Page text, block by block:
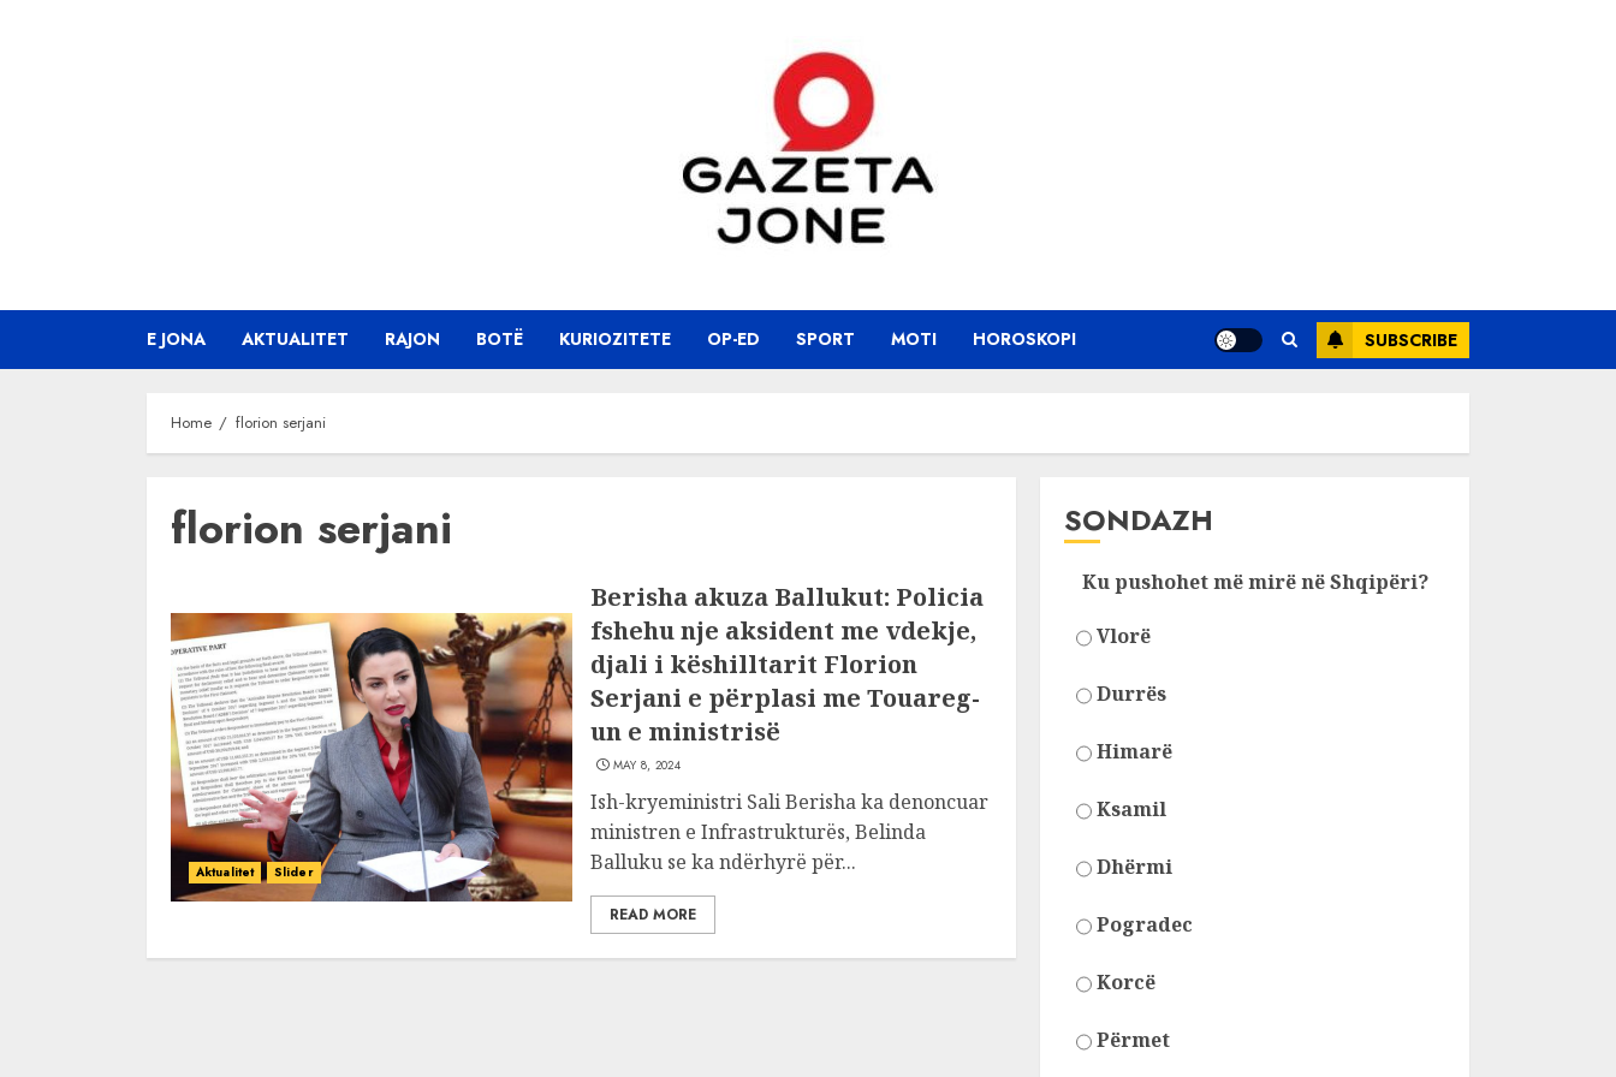
E JONA AKTUALITET RAJON BOTË KURIOZITETE OP-ED SPORT MOTI HOROSKOPI SUBSCRIBE
Home florion serjani
florion serjani
Aktualitet Slider
Berisha akuza Ballukut: Policia
fshehu nje aksident me vdekje,
djali i këshilltarit Florion
Serjani e përplasi me Touareg-
un e ministrisë
MAY 8, 2024
Ish-kryeministri Sali Berisha ka denoncuar
ministren e Infrastrukturës, Belinda
Balluku se ka ndërhyrë për...
READ MORE
SONDAZH
Ku pushohet më mirë në Shqipëri?
Vlorë
Durrës
Himarë
Ksamil
Dhërmi
Pogradec
Korcë
Përmet